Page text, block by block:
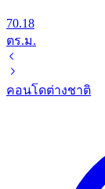
70.18
ตร.ม.
คอนโดต่างชาติ